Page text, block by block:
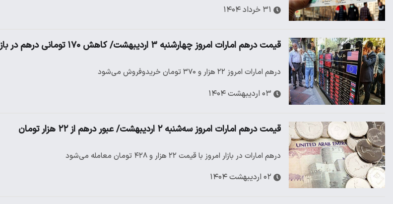
۳۱ خرداد ۱۴۰۴
قیمت درهم امارات امروز چهارشنبه ۳ اردیبهشت/ کاهش ۱۷۰ تومانی درهم در بازار
درهم امارات امروز ۲۲ هزار و ۳۷۰ تومان خریدوفروش می‌شود
۰۳ اردیبهشت ۱۴۰۴
قیمت درهم امارات امروز سه‌شنبه ۲ اردیبهشت/ عبور درهم از ۲۲ هزار تومان
درهم امارات در بازار امروز با قیمت ۲۲ هزار و ۴۲۸ تومان معامله می‌شود
۰۲ اردیبهشت ۱۴۰۴